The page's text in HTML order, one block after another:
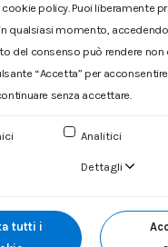
|Privacy|Cookie|Reclamo
(P.IVA) già iscritta
policy. Puoi liberamente
qualsiasi momento,
del consenso può rendere
“Accetta” per
senza accettare.
Analitici
Dettagli
tutti i